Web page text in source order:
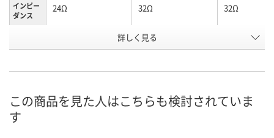
インピー
ダンス
24Ω 32Ω 32Ω
プ
NA50
1.2M RD-NA12 3M RD-NA30V
お申込番
在庫 1点 あり 4点
詳しく見る
この商品を見た人はこちらも検討されていま
す